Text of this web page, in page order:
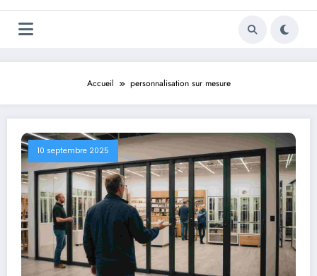
Accueil personnalisation sur mesure
10 septembre 2025